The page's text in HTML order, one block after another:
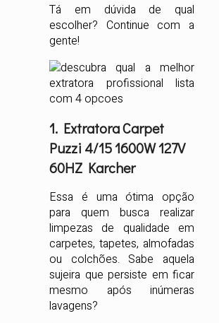
Tá em dúvida de qual
escolher? Continue com a
gente!
1. Extratora Carpet
Puzzi 4/15 1600W 127V
60HZ Karcher
Essa é uma ótima opção
para quem busca realizar
limpezas de qualidade em
carpetes, tapetes, almofadas
ou colchões. Sabe aquela
sujeira que persiste em ficar
mesmo após inúmeras
lavagens?